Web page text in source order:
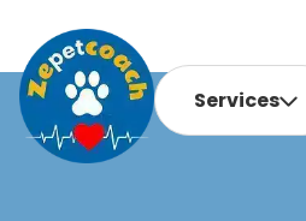
Services